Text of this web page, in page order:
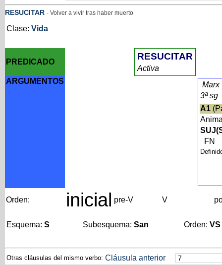
RESUCITAR - Volver a vivir tras haber muerto
Clase: Vida
PREDICADO
RESUCITAR
Activa
ARGUMENTOS
Marx
3ª sg
A1
FN
Orden: inicial pre-V V
Esquema: S Subesquema: San Orden: VS
Otras cláusulas del mismo verbo: Cláusula anterior